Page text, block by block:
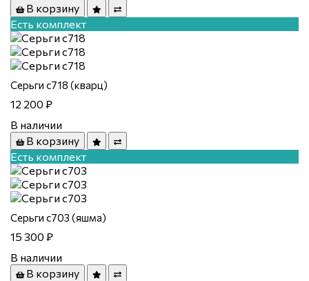
В корзину
Есть комплект
Серьги с718 (кварц)
12 200 ₽
В наличии
В корзину
Есть комплект
Серьги с703 (яшма)
15 300 ₽
В наличии
В корзину